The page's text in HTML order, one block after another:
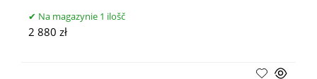
Na magazynie 1 ilošč
2 880 zł